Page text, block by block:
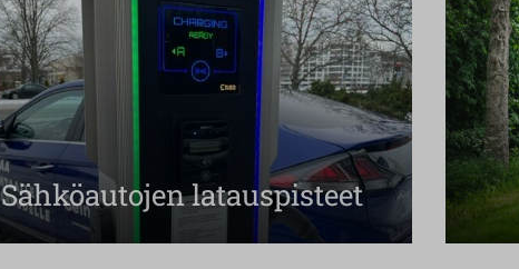
Sähköautojen latauspisteet